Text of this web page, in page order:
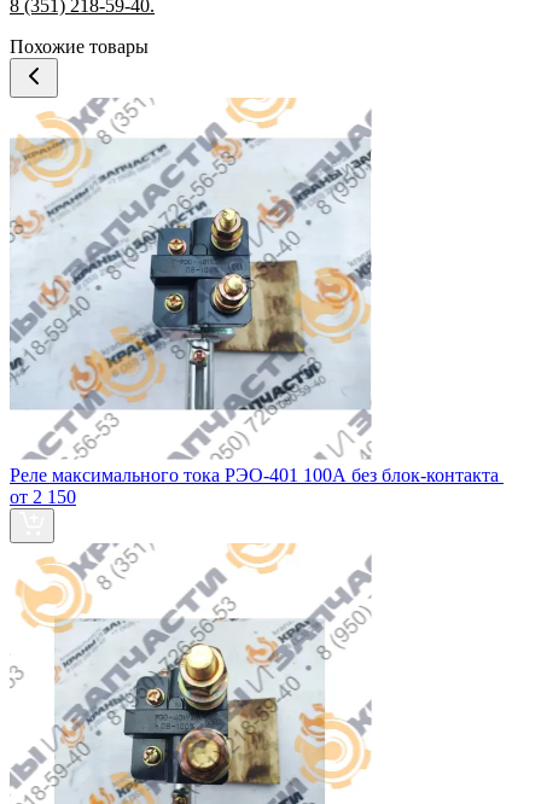
8 (351) 218-59-40.
Похожие товары
Реле максимального тока РЭО-401 100А без блок‑контакта
от 2 150